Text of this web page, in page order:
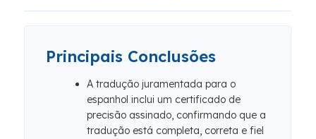
Principais Conclusões
A tradução juramentada para o
espanhol inclui um certificado de
precisão assinado, confirmando que a
tradução está completa, correta e fiel